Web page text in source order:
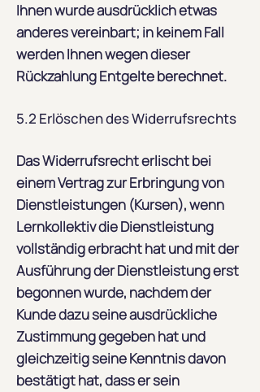
Ihnen wurde ausdrücklich etwas
anderes vereinbart; in keinem Fall
werden Ihnen wegen dieser
Rückzahlung Entgelte berechnet.
5.2 Erlöschen des Widerrufsrechts
Das Widerrufsrecht erlischt bei
einem Vertrag zur Erbringung von
Dienstleistungen (Kursen), wenn
Lernkollektiv die Dienstleistung
vollständig erbracht hat und mit der
Ausführung der Dienstleistung erst
begonnen wurde, nachdem der
Kunde dazu seine ausdrückliche
Zustimmung gegeben hat und
gleichzeitig seine Kenntnis davon
bestätigt hat, dass er sein